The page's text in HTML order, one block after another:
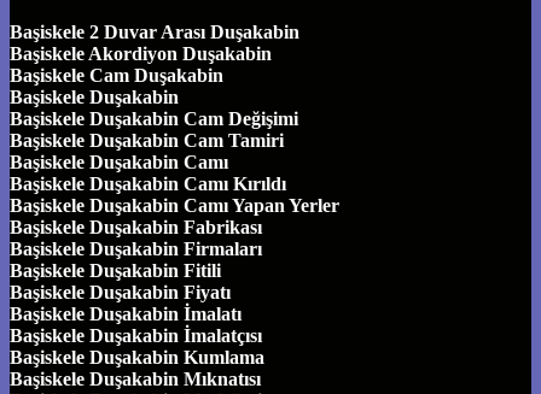
Başiskele 2 Duvar Arası Duşakabin
Başiskele Akordiyon Duşakabin
Başiskele Cam Duşakabin
Başiskele Duşakabin
Başiskele Duşakabin Cam Değişimi
Başiskele Duşakabin Cam Tamiri
Başiskele Duşakabin Camı
Başiskele Duşakabin Camı Kırıldı
Başiskele Duşakabin Camı Yapan Yerler
Başiskele Duşakabin Fabrikası
Başiskele Duşakabin Firmaları
Başiskele Duşakabin Fitili
Başiskele Duşakabin Fiyatı
Başiskele Duşakabin İmalatı
Başiskele Duşakabin İmalatçısı
Başiskele Duşakabin Kumlama
Başiskele Duşakabin Mıknatısı